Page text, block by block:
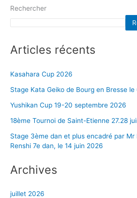
Rechercher
Articles récents
Kasahara Cup 2026
Stage Kata Geiko de Bourg en Bresse
Yushikan Cup 19-20 septembre 2026
18ème Tournoi de Saint-Etienne 27.28
Stage 3ème dan et plus encadré par Mr
Renshi 7e dan, le 14 juin 2026
Archives
juillet 2026